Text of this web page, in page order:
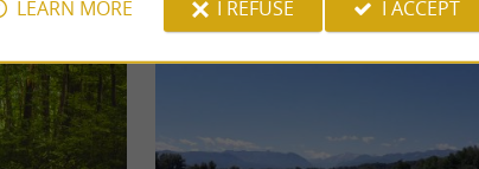
LEARN MORE I REFUSE I ACCEPT